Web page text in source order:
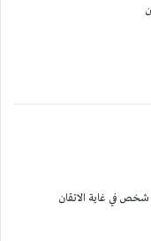
شخص في غاية الاتقان